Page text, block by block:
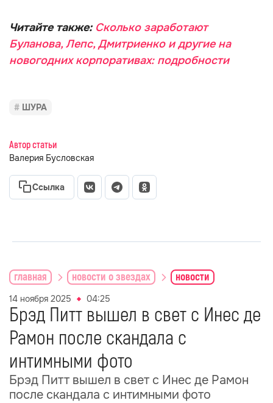
Читайте также: Сколько заработают
Буланова, Лепс, Дмитриенко и другие на
новогодних корпоративах: подробности
ШУРА
Автор статьи
Валерия Бусловская
Ссылка
главная новости о звездах новости
14 ноября 2025 04:25
Брэд Питт вышел в свет с Инес де
Рамон после скандала с
интимными фото
Брэд Питт вышел в свет с Инес де Рамон
после скандала с интимными фото